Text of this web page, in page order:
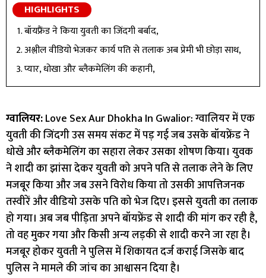
HIGHLIGHTS
बॉयफ्रैंड ने किया युवती का जिंदगी बर्बाद,
अश्लील वीडियो भेजकर कार्य पति से तलाक अब प्रेमी भी छोड़ा साथ,
प्यार, धोखा और ब्लैकमेलिंग की कहानी,
ग्वालियर:Love Sex Aur Dhokha In Gwalior: ग्वालियर में एक
युवती की जिंदगी उस समय संकट में पड़ गई जब उसके बॉयफ्रेंड ने
धोखे और ब्लैकमेलिंग का सहारा लेकर उसका शोषण किया। युवक
ने शादी का झांसा देकर युवती को अपने पति से तलाक लेने के लिए
मजबूर किया और जब उसने विरोध किया तो उसकी आपत्तिजनक
तस्वीरें और वीडियो उसके पति को भेज दिए। इससे युवती का तलाक
हो गया। अब जब पीड़िता अपने बॉयफ्रेंड से शादी की मांग कर रही है,
तो वह मुकर गया और किसी अन्य लड़की से शादी करने जा रहा है।
मजबूर होकर युवती ने पुलिस में शिकायत दर्ज कराई जिसके बाद
पुलिस ने मामले की जांच का आश्वासन दिया है।